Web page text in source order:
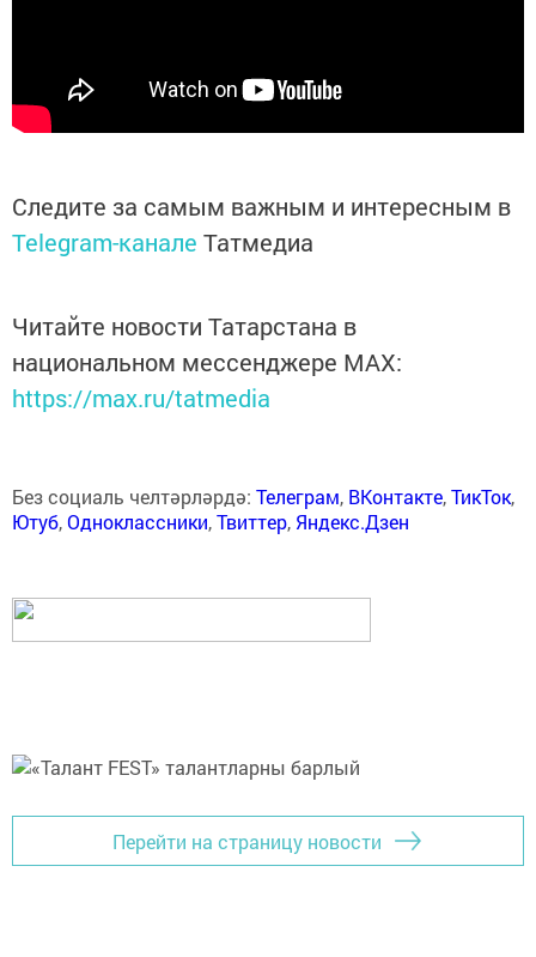
Следите за самым важным и интересным в
Telegram-канале Татмедиа
Читайте новости Татарстана в
национальном мессенджере MАХ:
https://max.ru/tatmedia
Без социаль челтәрләрдә: Телеграм, ВКонтакте,ТикТок,
Ютуб,Одноклассники,Твиттер, Яндекс.Дзен
Перейти на страницу новости